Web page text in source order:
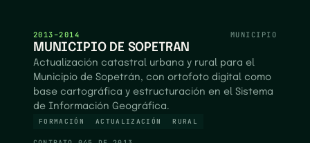
2013–2014 MUNICIPIO
MUNICIPIO DE SOPETRAN
Actualización catastral urbana y rural para el
Municipio de Sopetrán, con ortofoto digital como
base cartográfica y estructuración en el Sistema
de Información Geográfica.
FORMACIÓN ACTUALIZACIÓN RURAL